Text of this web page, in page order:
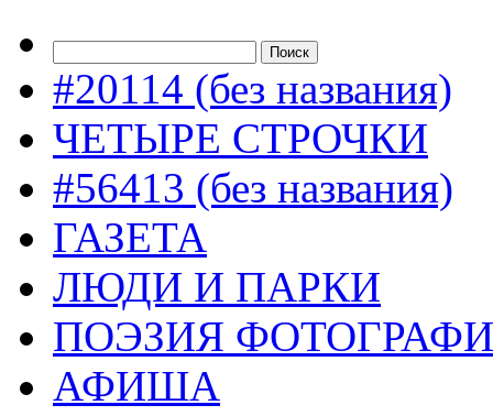
#20114 (без названия)
ЧЕТЫРЕ СТРОЧКИ
#56413 (без названия)
ГАЗЕТА
ЛЮДИ И ПАРКИ
ПОЭЗИЯ
АФИША